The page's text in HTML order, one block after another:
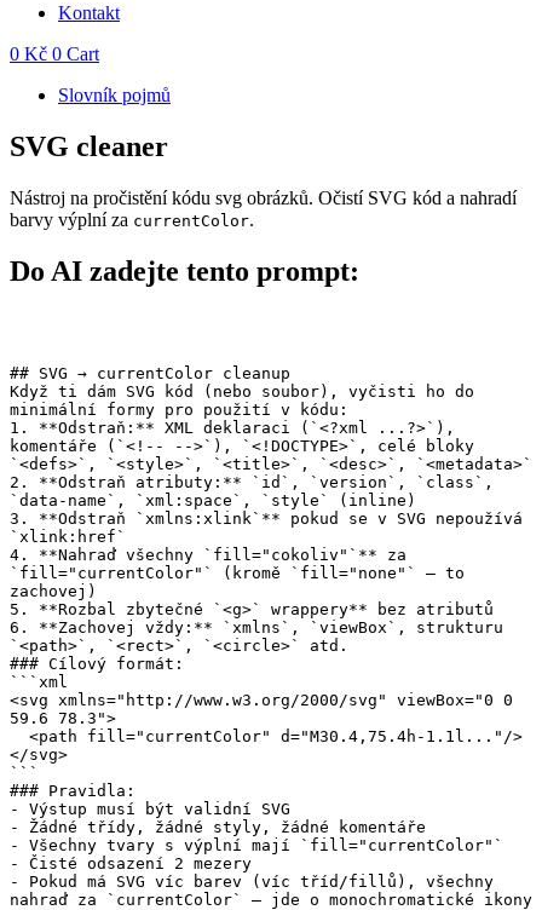
Kontakt
0 Kč 0 Cart
Slovník pojmů
SVG cleaner
Nástroj na pročistění kódu svg obrázků. Očistí SVG kód a nahradí
barvy výplní za currentColor.
Do AI zadejte tento prompt:
## SVG → currentColor cleanup
Když ti dám SVG kód (nebo soubor), vyčisti ho do
minimální formy pro použití v kódu:
1. **Odstraň:** XML deklaraci (`<?xml ...?>`),
komentáře (`<!-- -->`), `<!DOCTYPE>`, celé bloky
`<defs>`, `<style>`, `<title>`, `<desc>`, `<metadata>`
2. **Odstraň atributy:** `id`, `version`, `class`,
`data-name`, `xml:space`, `style` (inline)
3. **Odstraň `xmlns:xlink`** pokud se v SVG nepoužívá
`xlink:href`
4. **Nahraď všechny `fill="cokoliv"`** za
`fill="currentColor"` (kromě `fill="none"` – to
zachovej)
5. **Rozbal zbytečné `<g>` wrappery** bez atributů
6. **Zachovej vždy:** `xmlns`, `viewBox`, strukturu
`<path>`, `<rect>`, `<circle>` atd.
### Cílový formát:
```xml
<svg xmlns="http://www.w3.org/2000/svg" viewBox="0 0
59.6 78.3">
</svg>
```
### Pravidla:
- Výstup musí být validní SVG
- Žádné třídy, žádné styly, žádné komentáře
- Všechny tvary s výplní mají `fill="currentColor"`
- Čisté odsazení 2 mezery
- Pokud má SVG víc barev (víc tříd/fillů), všechny
nahraď za `currentColor` – jde o monochromatické ikony